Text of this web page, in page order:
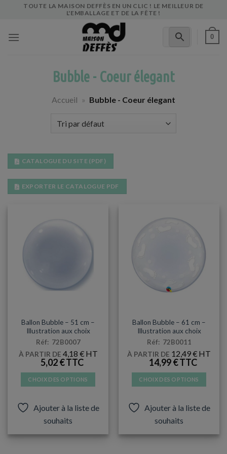
TOUTE LA MAISON DEFFÈS EN UN CLIC ! LE MEILLEUR DE
L'EMBALLAGE ET DE LA FÊTE !
0
Bubble - Coeur élegant
Accueil » Bubble - Coeur élegant
CATALOGUE DU SITE (PDF)
EXPORTER LE CATALOGUE PDF
Ballon Bubble – 51 cm –
Illustration aux choix
Réf: 72B0007
À PARTIR DE 4,18 €
5,02€
CHOIX DES OPTIONS
a
plusieurs
variations.
Ajouter à la liste de
souhaits
Ballon Bubble – 61 cm –
Illustration aux choix
Réf: 72B0011
À PARTIR DE 12,49€
14,99€
CHOIX DES OPTIONS
a
plusieurs
variations.
Ajouter à la liste de
souhaits